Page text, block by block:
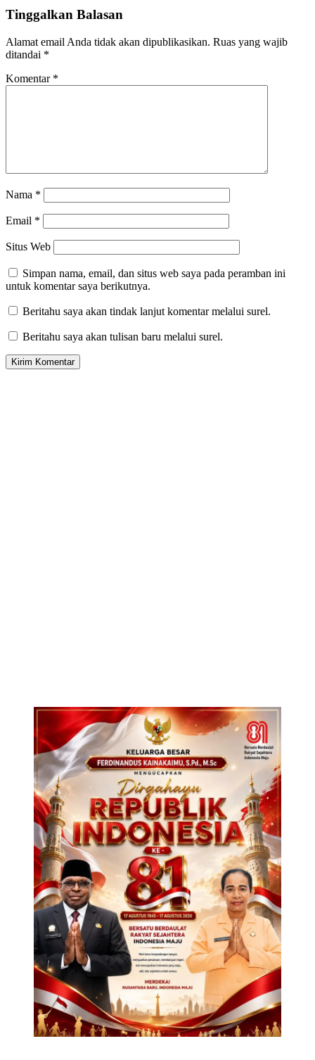
Tinggalkan Balasan
Alamat email Anda tidak akan dipublikasikan. Ruas yang wajib
ditandai *
Komentar *
Nama *
Email *
Situs Web
Simpan nama, email, dan situs web saya pada peramban ini
untuk komentar saya berikutnya.
Beritahu saya akan tindak lanjut komentar melalui surel.
Beritahu saya akan tulisan baru melalui surel.